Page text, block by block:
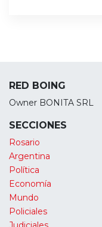
RED BOING
Owner BONITA SRL
SECCIONES
Rosario
Argentina
Política
Economía
Mundo
Policiales